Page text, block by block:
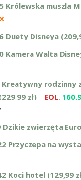
Królewska muszla
Duety Disneya
Kamera Walta
Kreatywny rodzinny
zł) – EOL,
Dzikie zwierzęta
Przyczepa na
Koci hotel (129,99